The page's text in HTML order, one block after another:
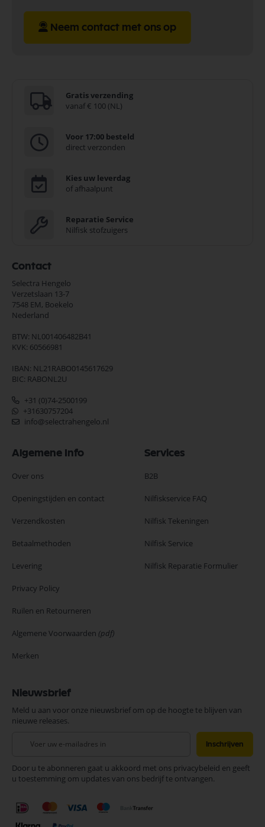
Neem contact met ons op
Gratis verzending
vanaf € 100 (NL)
Voor 17:00 besteld
direct verzonden
Kies uw leverdag
of afhaalpunt
Reparatie Service
Nilfisk stofzuigers
Contact
Selectra Hengelo
Verzetslaan 13-7
7548 EM, Boekelo
Nederland
BTW: NL001406482B41
KVK: 60566981
IBAN: NL21RABO0145617629
BIC: RABONL2U
+31 (0)74-2500199
+31630757204
info@selectrahengelo.nl
Algemene Info
Over ons
Openingstijden en contact
Verzendkosten
Betaalmethoden
Levering
Privacy Policy
Ruilen en Retourneren
Algemene Voorwaarden (pdf)
Merken
Services
B2B
Nilfiskservice FAQ
Nilfisk Tekeningen
Nilfisk Service
Nilfisk Reparatie Formulier
Nieuwsbrief
Meld u aan voor onze nieuwsbrief om op de hoogte te blijven van
nieuwe releases.
onze
nieuwsbrief
Inschrijven
Door u te abonneren gaat u akkoord met ons privacybeleid en geeft
u toestemming om updates van ons bedrijf te ontvangen.